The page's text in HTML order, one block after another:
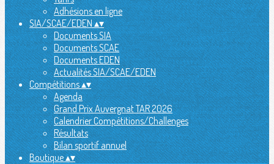
Adhésions en ligne
SIA/SCAE/EDEN▴▾
Documents SIA
Documents SCAE
Documents EDEN
Actualités SIA/SCAE/EDEN
Compétitions▴▾
Agenda
Grand Prix Auvergnat TAR 2026
Calendrier Compétitions/Challenges
Résultats
Bilan sportif annuel
Boutique▴▾